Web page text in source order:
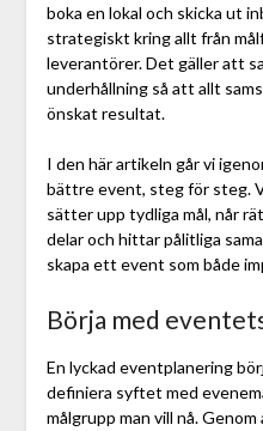
boka en lokal och skicka ut
strategiskt kring allt från
leverantörer. Det gäller att
underhållning så att allt
önskat resultat.
I den här artikeln går vi
bättre event, steg för steg.
sätter upp tydliga mål, når
delar och hittar pålitliga
skapa ett event som både
Börja med
En lyckad eventplanering
definiera syftet med
målgrupp man vill nå.